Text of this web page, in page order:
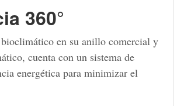
360°
en su anillo comercial y
cuenta con un sistema de
energética para minimizar el